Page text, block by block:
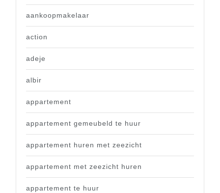
aankoopmakelaar
action
adeje
albir
appartement
appartement gemeubeld te huur
appartement huren met zeezicht
appartement met zeezicht huren
appartement te huur